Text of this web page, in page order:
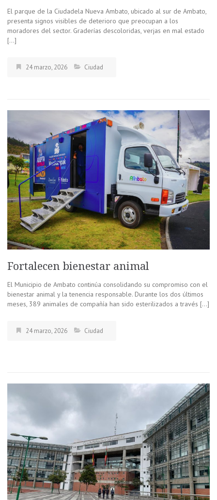
El parque de la Ciudadela Nueva Ambato, ubicado al sur de Ambato,
presenta signos visibles de deterioro que preocupan a los
moradores del sector. Graderías descoloridas, verjas en mal estado
[…]
24 marzo, 2026 Ciudad
Fortalecen bienestar animal
El Municipio de Ambato continúa consolidando su compromiso con el
bienestar animal y la tenencia responsable. Durante los dos últimos
meses, 389 animales de compañía han sido esterilizados a través […]
24 marzo, 2026 Ciudad